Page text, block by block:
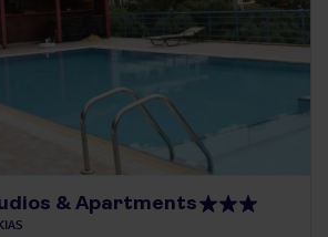
& Apartments